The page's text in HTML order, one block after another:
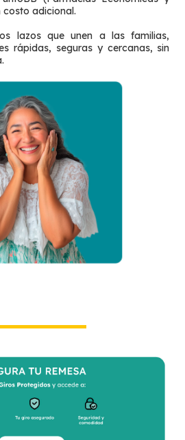
costo adicional.
lazos que unen a las familias,
rápidas, seguras y cercanas, sin